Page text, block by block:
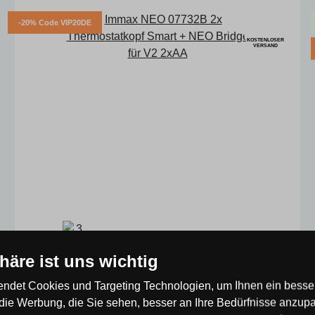
-20% Code VIP20DE
KOSTENLOSER
VERSAND
Immax NEO 07732B 2x Thermostatkopf Smart
+ NEO Bridge für V2 2xAA
Code: 07732B
ist uns wichtig
Cookies und Targeting Technologien, um Ihnen ein
Werbung, die Sie sehen, besser an Ihre Bedürfnisse